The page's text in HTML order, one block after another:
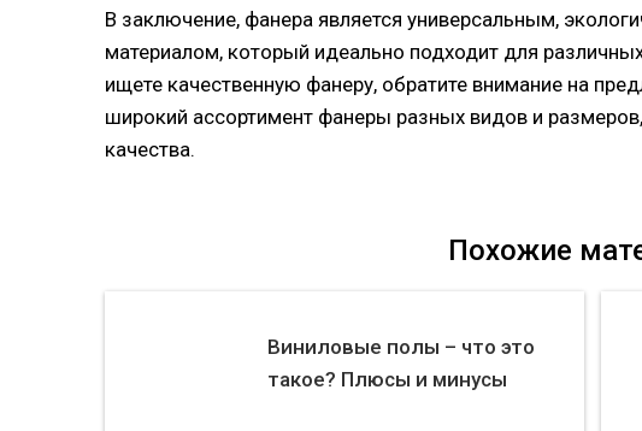
В заключение, фанера является универсальным,
материалом, который идеально подходит для
ищете качественную фанеру, обратите внимание на
широкий ассортимент фанеры разных видов и
качества.
Похожие
Виниловые полы – что это
такое? Плюсы и минусы